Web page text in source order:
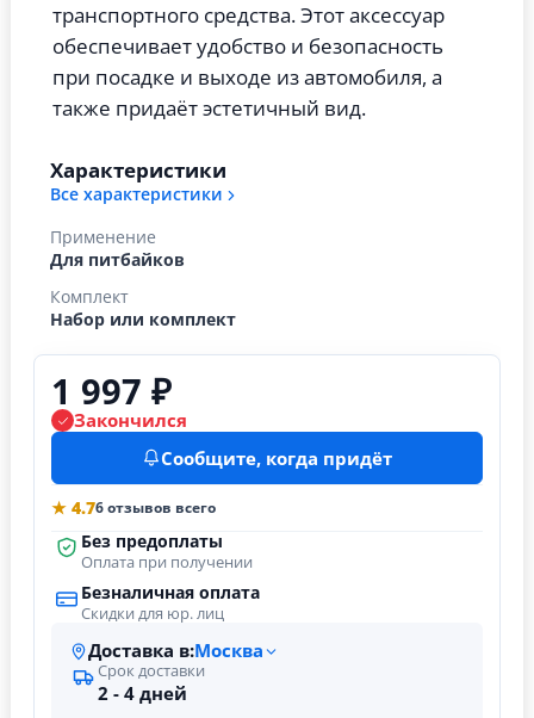
транспортного средства. Этот аксессуар
обеспечивает удобство и безопасность
при посадке и выходе из автомобиля, а
также придаёт эстетичный вид.
Характеристики
Все характеристики
Применение
Для питбайков
Комплект
Набор или комплект
1 997 ₽
Закончился
Сообщите, когда придёт
★ 4.76 отзывов всего
Без предоплаты
Оплата при получении
Безналичная оплата
Скидки для юр. лиц
Доставка в:Москва
Срок доставки
2 - 4 дней